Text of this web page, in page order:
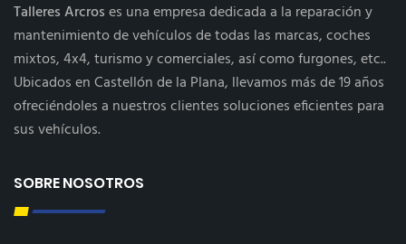
Talleres Arcroses una empresa dedicada a la reparación y
mantenimiento de vehículos de todas las marcas, coches
mixtos, 4x4, turismo y comerciales, así como furgones, etc..
Ubicados en Castellón de la Plana, llevamos más de 19 años
ofreciéndoles a nuestros clientes soluciones eficientes para
sus vehículos.
SOBRE NOSOTROS